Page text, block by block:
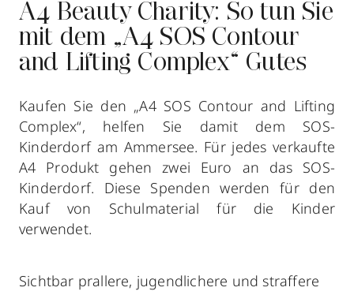
A4 Beauty Charity: So tun Sie
mit dem „A4 SOS Contour
and Lifting Complex“ Gutes
Kaufen Sie den „A4 SOS Contour and Lifting
Complex“, helfen Sie damit dem SOS-
Kinderdorf am Ammersee. Für jedes verkaufte
A4 Produkt gehen zwei Euro an das SOS-
Kinderdorf. Diese Spenden werden für den
Kauf von Schulmaterial für die Kinder
verwendet.
Sichtbar prallere, jugendlichere und straffere